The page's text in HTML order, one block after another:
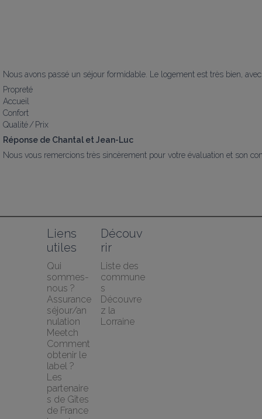
Nous avons passé un séjour formidable. Le logement est très bien,
Propreté
Accueil
Confort
Qualité / Prix
Réponse de Chantal et Jean-Luc
Nous vous remercions très sincèrement pour votre évaluation et son
Liens
utiles
Qui
sommes-
nous ?
Assurance
séjour/an
nulation
Meetch
Comment
obtenir le
label ?
Les
partenaire
s de Gîtes
de France
Découv
rir
Liste des
commune
s
Découvre
z la
Lorraine